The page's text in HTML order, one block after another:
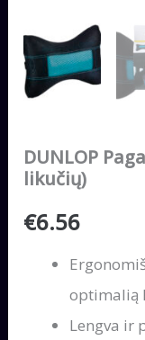
DUNLOP
likučių)
€6.56
optimalią
Lengva ir